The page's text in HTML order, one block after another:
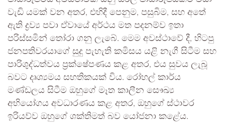
වැඩි යමක් වන අතර, එහිදී පෙනුම, පසුබිම, සහ අතේ
ඇති ද්‍රව්‍ය පවා ඒවායේ අර්ථය මත පදනම්ව ඉතා
පරිස්සමින් තෝරා ගනු ලැබේ. මෙම අවස්ථාවේ දී, හිටපු
ජනපතිවරයාගේ සුදු පැහැති කමිසය යළි නැගී සිටීම සහ
පාරිශුද්ධත්වය ප්‍රක්ෂේපණය කළ අතර, එය සුවය ලැබූ
බවට දෘශ්‍යමය සහතිකයක් විය. රෝහල් කාර්ය
මණ්ඩලය සිටීම ඔහුගේ මෑත කාලීන සෞඛ්‍ය
අභියෝගය අවධාරණය කළ අතර, ඔහුගේ ස්ථාවර
ඉරියව්ව ඔහුගේ ශක්තිමත් බව යෝජනා කළේය.